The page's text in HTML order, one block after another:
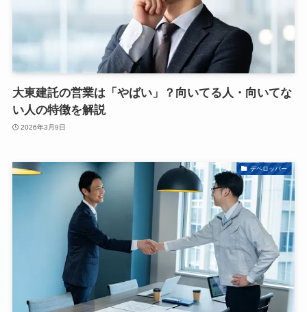
大東建託の営業は「やばい」？向いてる人・向いてな
い人の特徴を解説
2026年3月9日
デベロッパー